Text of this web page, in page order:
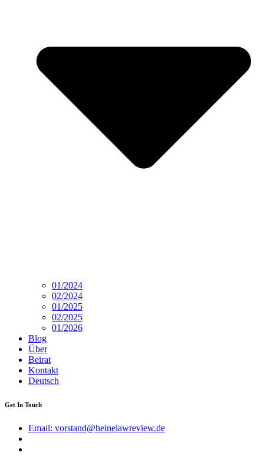
01/2024
02/2024
01/2025
02/2025
01/2026
Blog
Über
Beirat
Kontakt
Deutsch
Get In Touch
Email: vorstand@heinelawreview.de